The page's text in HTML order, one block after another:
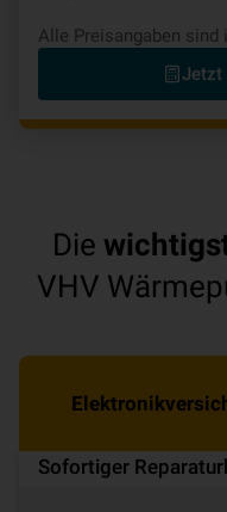
Alle Preisangaben sind
Jetzt
Die
VHV
Sofortiger